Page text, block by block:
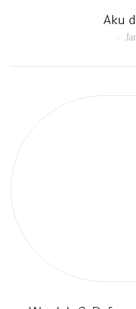
Aku